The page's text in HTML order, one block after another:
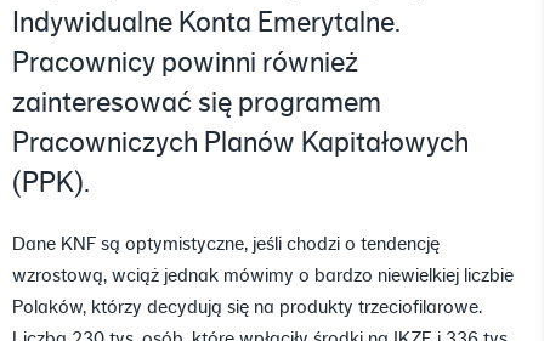
Indywidualne Konta Emerytalne.
Pracownicy powinni również
zainteresować się programem
Pracowniczych Planów Kapitałowych
(PPK).
Dane KNF są optymistyczne, jeśli chodzi o tendencję
wzrostową, wciąż jednak mówimy o bardzo niewielkiej liczbie
Polaków, którzy decydują się na produkty trzeciofilarowe.